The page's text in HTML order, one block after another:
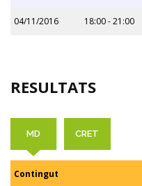
04/11/2016 18:00 - 21:00
RESULTATS
MD CRET
Contingut